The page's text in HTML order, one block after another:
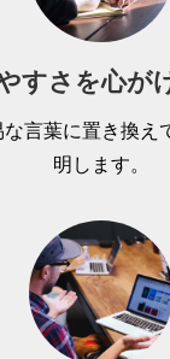
すさを心が
言葉に置き換え
明します。